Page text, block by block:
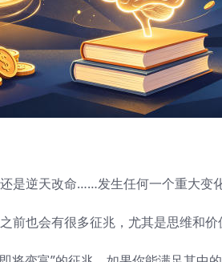
是逆天改命……发生任何一个重大变
前也会有很多征兆，尤其是思维和价